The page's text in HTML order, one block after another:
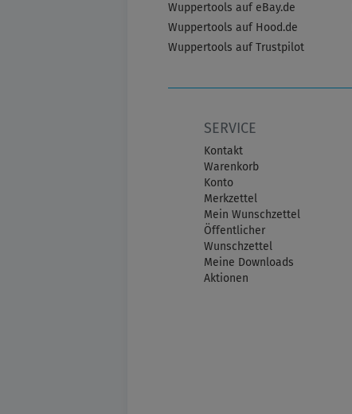
Wuppertools auf eBay.de
Wuppertools auf Hood.de
Wuppertools auf Trustpilot
SERVICE
Kontakt
Warenkorb
Konto
Merkzettel
Mein Wunschzettel
Öffentlicher
Wunschzettel
Meine Downloads
Aktionen